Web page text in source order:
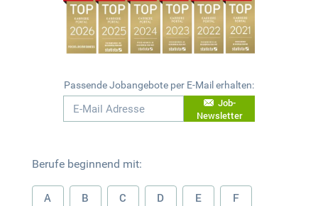
Passende Jobangebote per E-Mail erhalten:
Job-
Newsletter
Berufe beginnend mit:
A B C D E F